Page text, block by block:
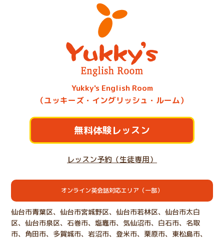
Yukky's English Room
（ユッキーズ・イングリッシュ・ルーム）
無料体験レッスン
レッスン予約（生徒専用）
オンライン英会話対応エリア（一部）
仙台市青葉区、仙台市宮城野区、仙台市若林区、仙台市太白
区、仙台市泉区、石巻市、塩竈市、気仙沼市、白石市、名取
市、角田市、多賀城市、岩沼市、登米市、栗原市、東松島市、